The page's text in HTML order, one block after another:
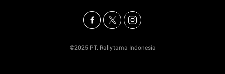
©2025 PT. Rallytama Indonesia